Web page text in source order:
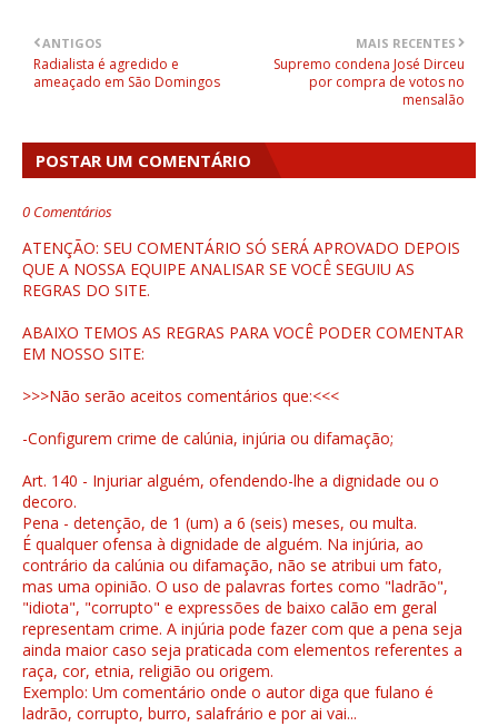
MAIS RECENTES
Supremo condena José Dirceu
por compra de votos no
mensalão
ANTIGOS
Radialista é agredido e
ameaçado em São Domingos
POSTAR UM COMENTÁRIO
0 Comentários
ATENÇÃO: SEU COMENTÁRIO SÓ SERÁ APROVADO DEPOIS
QUE A NOSSA EQUIPE ANALISAR SE VOCÊ SEGUIU AS
REGRAS DO SITE.
ABAIXO TEMOS AS REGRAS PARA VOCÊ PODER COMENTAR
EM NOSSO SITE:
>>>Não serão aceitos comentários que:<<<
-Configurem crime de calúnia, injúria ou difamação;
Art. 140 - Injuriar alguém, ofendendo-lhe a dignidade ou o
decoro.
Pena - detenção, de 1 (um) a 6 (seis) meses, ou multa.
É qualquer ofensa à dignidade de alguém. Na injúria, ao
contrário da calúnia ou difamação, não se atribui um fato,
mas uma opinião. O uso de palavras fortes como "ladrão",
"idiota", "corrupto" e expressões de baixo calão em geral
representam crime. A injúria pode fazer com que a pena seja
ainda maior caso seja praticada com elementos referentes a
raça, cor, etnia, religião ou origem.
Exemplo: Um comentário onde o autor diga que fulano é
ladrão, corrupto, burro, salafrário e por ai vai...